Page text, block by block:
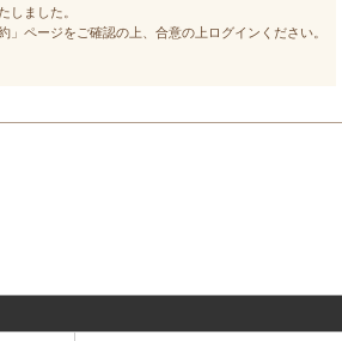
しました。
」ページをご確認の上、合意の上ログインください。